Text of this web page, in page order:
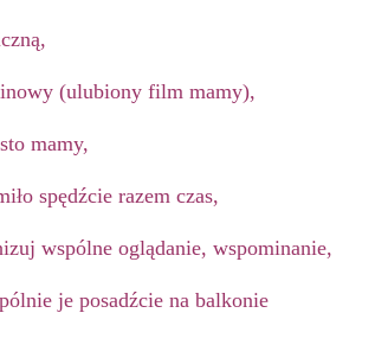
(ulubiony film mamy),
mamy,
spędźcie razem czas,
wspólne oglądanie, wspominanie,
je posadźcie na balkonie